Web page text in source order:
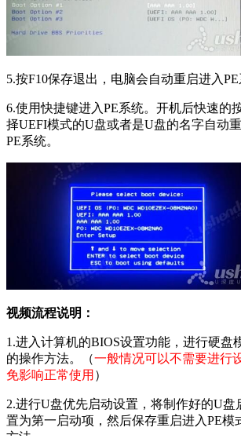
5.按F10保存退出，电脑会自动重启进入PE
6.使用快捷键进入PE系统。开机后快速的
择UEFI模式的U盘或者是U盘的名字自动
PE系统。
视频流程说明：
1.进入计算机的BIOS设置功能，进行硬盘
的操作方法。（一般情况可以不需要进行
免影响正常使用 ）
2.进行U盘优先启动设置，将制作好的U盘
置为第一启动项，然后保存重启进入PE模
方法。